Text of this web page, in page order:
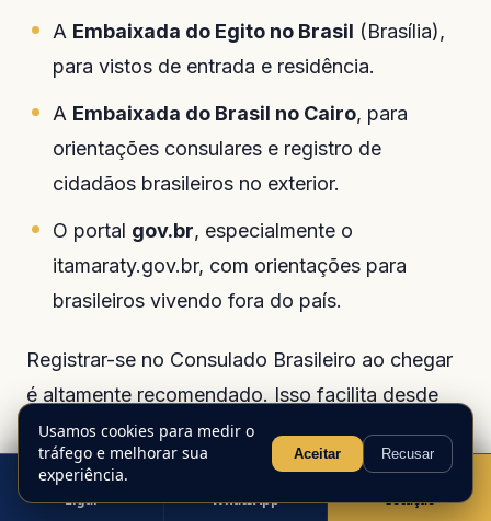
A Embaixada do Egito no Brasil (Brasília),
para vistos de entrada e residência.
A Embaixada do Brasil no Cairo, para
orientações consulares e registro de
cidadãos brasileiros no exterior.
O portal gov.br, especialmente o
itamaraty.gov.br, com orientações para
brasileiros vivendo fora do país.
Registrar-se no Consulado Brasileiro ao chegar
é altamente recomendado. Isso facilita desde
renovação de documentos até o acesso a
serviços consulares em situações de
emergência.
Ligar WhatsApp Cotação
Usamos cookies para medir o
tráfego e melhorar sua
experiência.
Aceitar Recusar